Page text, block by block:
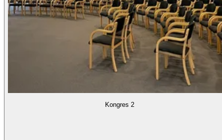
Kongres 2